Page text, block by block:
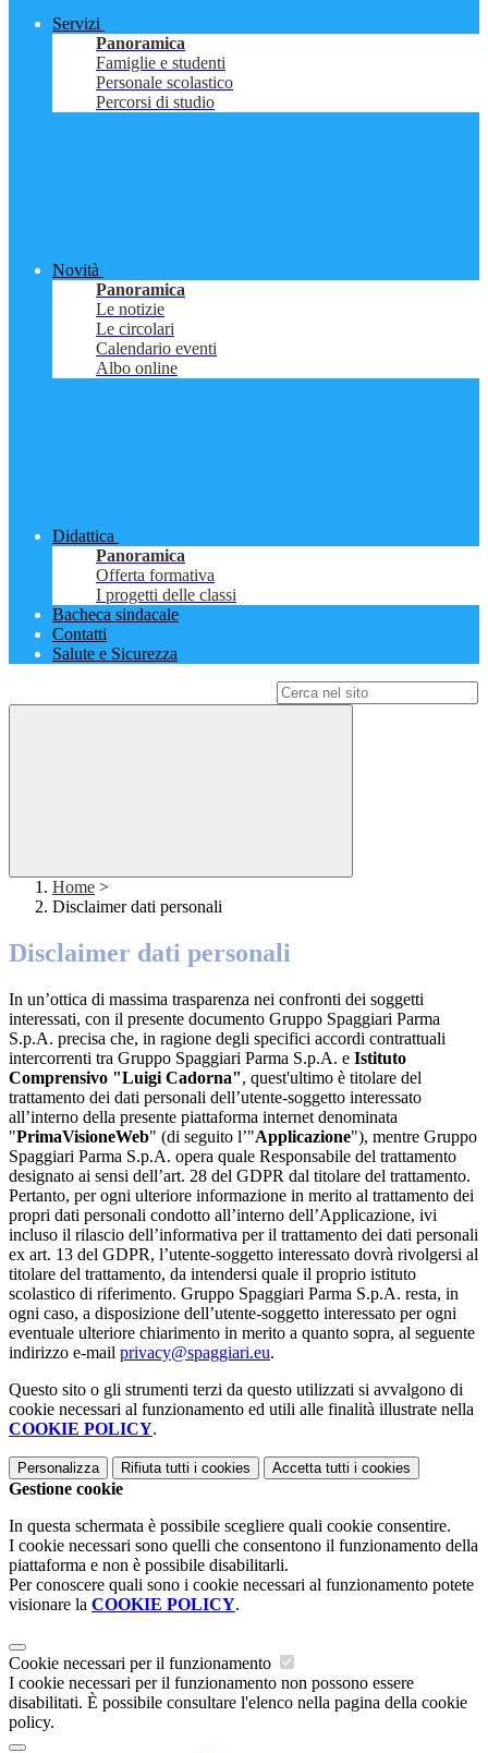
Servizi
Panoramica
Famiglie e studenti
Personale scolastico
Percorsi di studio
Novità
Panoramica
Le notizie
Le circolari
Calendario eventi
Albo online
Didattica
Panoramica
Offerta formativa
I progetti delle classi
Bacheca sindacale
Contatti
Salute e Sicurezza
Home >
Disclaimer dati personali
Disclaimer dati personali
In un’ottica di massima trasparenza nei confronti dei soggetti
interessati, con il presente documento Gruppo Spaggiari Parma
S.p.A. precisa che, in ragione degli specifici accordi contrattuali
intercorrenti tra Gruppo Spaggiari Parma S.p.A. e Istituto
Comprensivo "Luigi Cadorna", quest'ultimo è titolare del
trattamento dei dati personali dell’utente-soggetto interessato
all’interno della presente piattaforma internet denominata
"PrimaVisioneWeb" (di seguito l’"Applicazione"), mentre Gruppo
Spaggiari Parma S.p.A. opera quale Responsabile del trattamento
designato ai sensi dell’art. 28 del GDPR dal titolare del trattamento.
Pertanto, per ogni ulteriore informazione in merito al trattamento dei
propri dati personali condotto all’interno dell’Applicazione, ivi
incluso il rilascio dell’informativa per il trattamento dei dati personali
ex art. 13 del GDPR, l’utente-soggetto interessato dovrà rivolgersi al
titolare del trattamento, da intendersi quale il proprio istituto
scolastico di riferimento. Gruppo Spaggiari Parma S.p.A. resta, in
ogni caso, a disposizione dell’utente-soggetto interessato per ogni
eventuale ulteriore chiarimento in merito a quanto sopra, al seguente
indirizzo e-mail privacy@spaggiari.eu.
Questo sito o gli strumenti terzi da questo utilizzati si avvalgono di
cookie necessari al funzionamento ed utili alle finalità illustrate nella
COOKIE POLICY.
Personalizza Rifiuta tutti i cookies Accetta tutti i cookies
Gestione cookie
In questa schermata è possibile scegliere quali cookie consentire.
I cookie necessari sono quelli che consentono il funzionamento della
piattaforma e non è possibile disabilitarli.
Per conoscere quali sono i cookie necessari al funzionamento potete
visionare la COOKIE POLICY.
Cookie necessari per il funzionamento
I cookie necessari per il funzionamento non possono essere
disabilitati. È possibile consultare l'elenco nella pagina della cookie
policy.